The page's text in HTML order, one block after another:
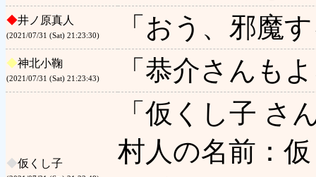
◆井ノ原真人
(2021/07/31 (Sat) 21:23:30) 「おう、邪魔
◆神北小鞠
(2021/07/31 (Sat) 21:23:43) 「恭介さんも
◆仮くし子
「仮くし子 さ
村人の名前：